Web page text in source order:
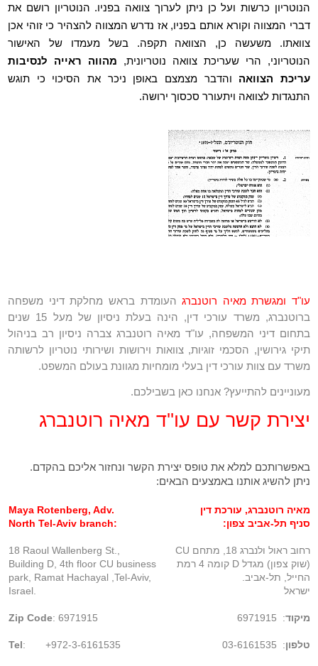
הנוטריון כרשות ועל כן ניתן לערוך צוואה בפניו. הנוטריון רושם את
דברי המצווה וקורא אותם בפניו, אז נדרש המצווה להצהיר כי זוהי אכן
צוואתו. משעשה כן, הצוואה תקפה. בשל מעמדו של האישור
הנוטריוני, הרי שעריכת צוואה נוטריונית, מהווה ראייה לנסיבות
עריכת הצוואה והדבר מצמצם באופן ניכר את הסיכוי כי תוגש
התנגדות לצוואה ויתעורר סכסוך ירושה.
עו"ד ומגשרת מאיה רוטנברגהעומדת בראש מחלקת דיני משפחה
ברוטנברג, משרד עורכי דין, הינה בעלת ניסיון של מעל 15 שנים
בתחום דיני המשפחה, עו"ד מאיה רוטנברג צברה ניסיון רב בניהול
תיקי גירושין, הסכמי זוגיות, צוואות וירושות ושירותי נוטריון לרשותה
משרד עם צוות עורכי דין בעלי מומחיות מגוונת בעולם המשפט.
מעוניינים להתייעץ? אנחנו כאן בשבילכם.
יצירת קשר עם עו''ד מאיה רוטנברג
באפשרותכם למלא את טופס יצירת הקשר ונחזור אליכם בהקדם.
ניתן להשיג אותנו באמצעים הבאים:
מאיה רוטנברג, עורכת דין
סניף תל-אביב צפון:
רחוב ראול ולנברג 18, מתחם CU
(שוק צפון) מגדל D קומה 4 רמת
החייל, תל-אביב.
ישראל
מיקוד: 6971915
טלפון:
03-6161535
Maya Rotenberg, Adv.
North Tel-Aviv branch:
18 Raoul Wallenberg St.,
Building D, 4th floor CU business
park, Ramat Hachayal ,Tel-Aviv,
Israel.
Zip Code: 6971915
Tel: +972-3-6161535